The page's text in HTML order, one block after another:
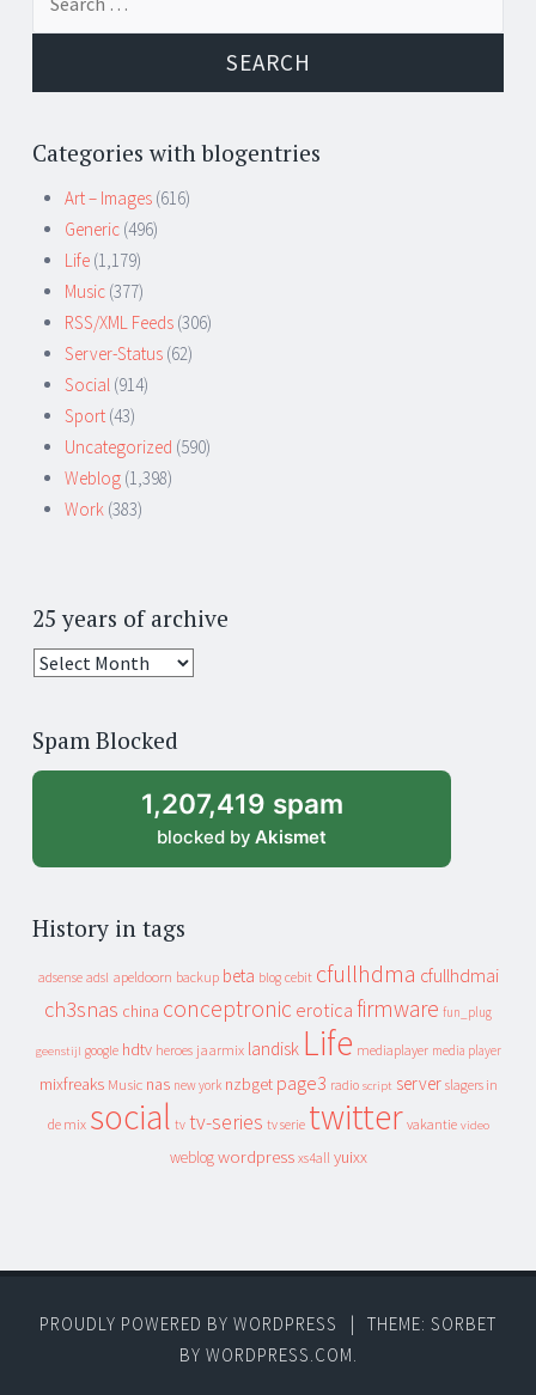
Categories with blogentries
Art – Images (616)
Generic (496)
Life (1,179)
Music (377)
RSS/XML Feeds (306)
Server-Status (62)
Social (914)
Sport (43)
Uncategorized (590)
Weblog (1,398)
Work (383)
25 years of archive
25
archive
Spam Blocked
1,207,419 spam
blocked by Akismet
History in tags
adsense adsl apeldoorn backup beta blog cebit cfullhdma cfullhdmai
ch3snas china conceptronic erotica firmware fun_plug
geenstijl google hdtv heroes jaarmix landisk Life mediaplayer media player
mixfreaks Music nas new york nzbget page3 radio script server slagers in
de mix social tv tv-series tv serie twitter vakantie video
weblog wordpress xs4all yuixx
PROUDLY POWERED BY WORDPRESS |
THEME: SORBET
BY WORDPRESS.COM